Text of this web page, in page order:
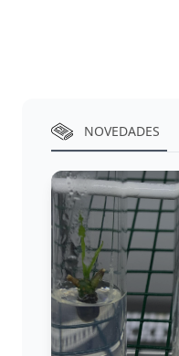
NOVEDADES